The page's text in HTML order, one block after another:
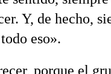
Y, de hecho,
eso».
porque el